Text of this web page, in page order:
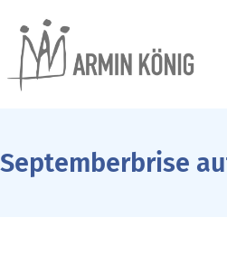
Septemberbrise